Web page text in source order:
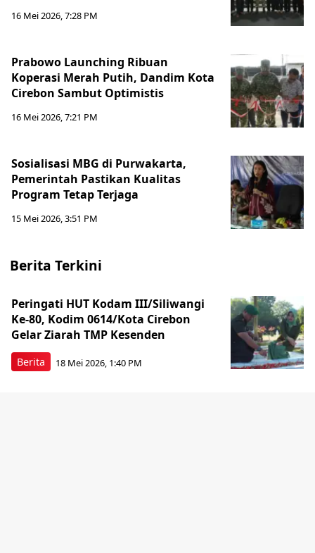
16 Mei 2026, 7:28 PM
Prabowo Launching Ribuan
Koperasi Merah Putih, Dandim Kota
Cirebon Sambut Optimistis
16 Mei 2026, 7:21 PM
Sosialisasi MBG di Purwakarta,
Pemerintah Pastikan Kualitas
Program Tetap Terjaga
15 Mei 2026, 3:51 PM
Berita Terkini
Berita
Peringati HUT Kodam III/Siliwangi
Ke-80, Kodim 0614/Kota Cirebon
Gelar Ziarah TMP Kesenden
18 Mei 2026, 1:40 PM